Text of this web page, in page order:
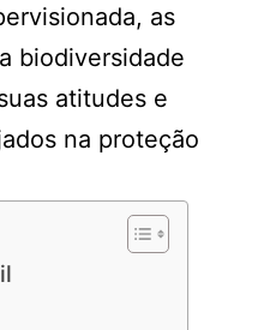
as
biodiversidade
atitudes e
na proteção